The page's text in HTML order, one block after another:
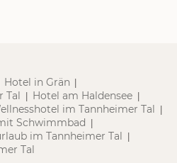
Hotel in Grän
Tal Hotel am Haldensee
im Tannheimer Tal
Schwimmbad
im Tannheimer Tal
Tal